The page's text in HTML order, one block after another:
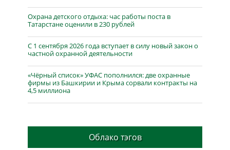
Охрана детского отдыха: час работы поста в
Татарстане оценили в 230 рублей
С 1 сентября 2026 года вступает в силу новый закон о
частной охранной деятельности
«Чёрный список» УФАС пополнился: две охранные
фирмы из Башкирии и Крыма сорвали контракты на
4,5 миллиона
Облако тэгов